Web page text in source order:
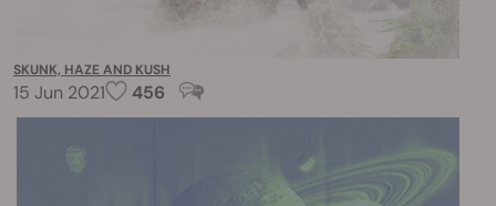
SKUNK, HAZE AND KUSH
15 Jun 2021 456